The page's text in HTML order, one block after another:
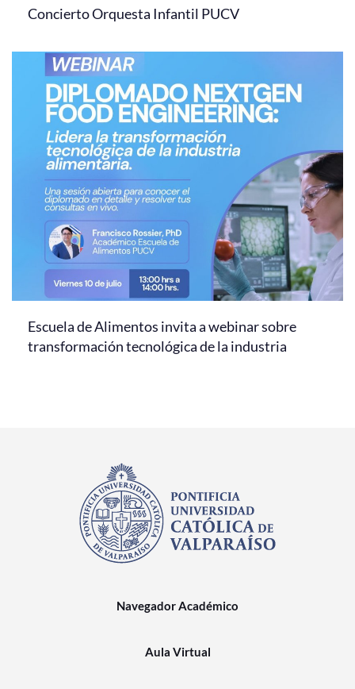
Concierto Orquesta Infantil PUCV
Escuela de Alimentos invita a webinar sobre
transformación tecnológica de la industria
Navegador Académico
Aula Virtual